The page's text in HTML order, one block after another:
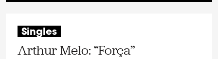
Singles
Arthur Melo: “Força”